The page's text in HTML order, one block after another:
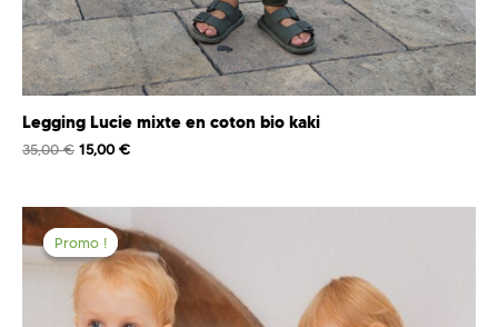
Legging Lucie mixte en coton bio kaki
35,00€ 15,00€
Promo !
Promo !